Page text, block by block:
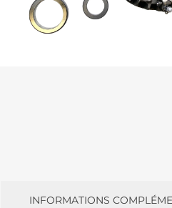
INFORMATIONS